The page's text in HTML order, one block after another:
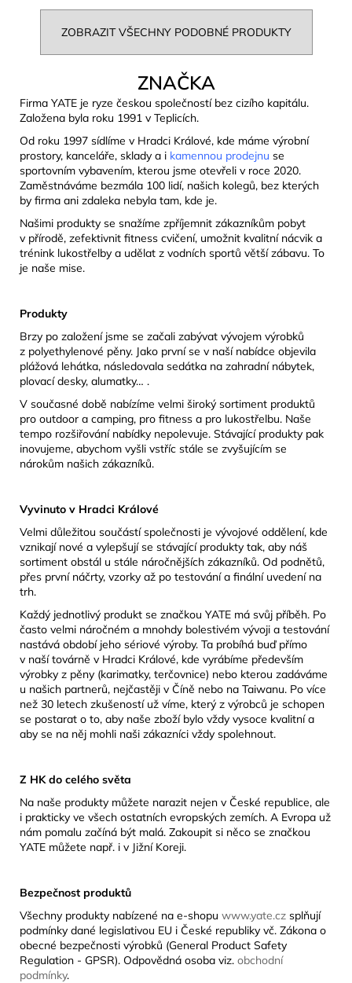
ZOBRAZIT VŠECHNY PODOBNÉ PRODUKTY
ZNAČKA
Firma YATE je ryze českou společností bez cizího kapitálu.
Založena byla roku 1991 v Teplicích.
Od roku 1997 sídlíme v Hradci Králové, kde máme výrobní
prostory, kanceláře, sklady a i kamennou prodejnu se
sportovním vybavením, kterou jsme otevřeli v roce 2020.
Zaměstnáváme bezmála 100 lidí, našich kolegů, bez kterých
by firma ani zdaleka nebyla tam, kde je.
Našimi produkty se snažíme zpříjemnit zákazníkům pobyt
v přírodě, zefektivnit fitness cvičení, umožnit kvalitní nácvik a
trénink lukostřelby a udělat z vodních sportů větší zábavu. To
je naše mise.
Produkty
Brzy po založení jsme se začali zabývat vývojem výrobků
z polyethylenové pěny. Jako první se v naší nabídce objevila
plážová lehátka, následovala sedátka na zahradní nábytek,
plovací desky, alumatky… .
V současné době nabízíme velmi široký sortiment produktů
pro outdoor a camping, pro fitness a pro lukostřelbu. Naše
tempo rozšiřování nabídky nepolevuje. Stávající produkty pak
inovujeme, abychom vyšli vstříc stále se zvyšujícím se
nárokům našich zákazníků.
Vyvinuto v Hradci Králové
Velmi důležitou součástí společnosti je vývojové oddělení, kde
vznikají nové a vylepšují se stávající produkty tak, aby náš
sortiment obstál u stále náročnějších zákazníků. Od podnětů,
přes první náčrty, vzorky až po testování a finální uvedení na
trh.
Každý jednotlivý produkt se značkou YATE má svůj příběh. Po
často velmi náročném a mnohdy bolestivém vývoji a testování
nastává období jeho sériové výroby. Ta probíhá buď přímo
v naší továrně v Hradci Králové, kde vyrábíme především
výrobky z pěny (karimatky, terčovnice) nebo kterou zadáváme
u našich partnerů, nejčastěji v Číně nebo na Taiwanu. Po více
než 30 letech zkušeností už víme, který z výrobců je schopen
se postarat o to, aby naše zboží bylo vždy vysoce kvalitní a
aby se na něj mohli naši zákazníci vždy spolehnout.
Z HK do celého světa
Na naše produkty můžete narazit nejen v České republice, ale
i prakticky ve všech ostatních evropských zemích. A Evropa už
nám pomalu začíná být malá. Zakoupit si něco se značkou
YATE můžete např. i v Jižní Koreji.
Bezpečnost produktů
Všechny produkty nabízené na e-shopu www.yate.cz splňují
podmínky dané legislativou EU i České republiky vč. Zákona o
obecné bezpečnosti výrobků (General Product Safety
Regulation - GPSR). Odpovědná osoba viz. obchodní
podmínky.